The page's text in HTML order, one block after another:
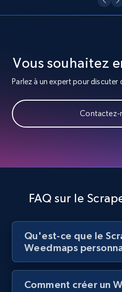
8.1K+ 716+
Youtube - Videos posts -
Youtube - Videos posts -
posts by hashtags
URL, Title, Youtuber,
Vous souhaitez
Parlez à un expert pour discuter
Contactez-
FAQ sur le
Qu'est-ce que le
Weedmaps
Comment créer un